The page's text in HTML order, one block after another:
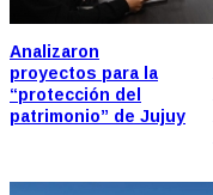
Analizaron
proyectos para la
“protección del
patrimonio” de Jujuy